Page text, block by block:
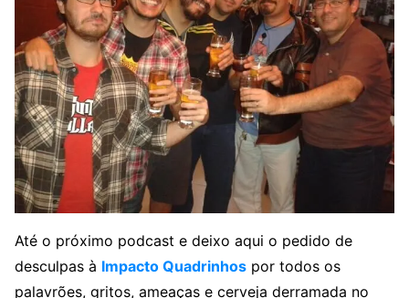
Até o próximo podcast e deixo aqui o pedido de
desculpas à Impacto Quadrinhos por todos os
palavrões, gritos, ameaças e cerveja derramada no